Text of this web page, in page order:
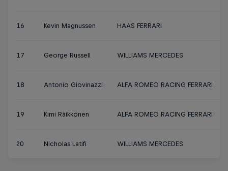
16 Kevin Magnussen HAAS FERRARI
17 George Russell WILLIAMS MERCEDES
18 Antonio Giovinazzi ALFA ROMEO RACING FERRARI
19 Kimi Räikkönen ALFA ROMEO RACING FERRARI
20 Nicholas Latifi WILLIAMS MERCEDES